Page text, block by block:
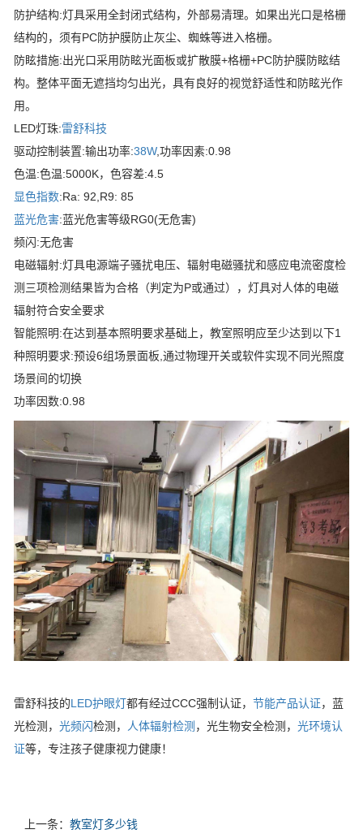
防护结构:灯具采用全封闭式结构，外部易清理。如果出光口是格栅
结构的，须有PC防护膜防止灰尘、蜘蛛等进入格栅。
防眩措施:出光口采用防眩光面板或扩散膜+格栅+PC防护膜防眩结
构。整体平面无遮挡均匀出光，具有良好的视觉舒适性和防眩光作
用。
LED灯珠:雷舒科技
驱动控制装置:输出功率:38W,功率因素:0.98
色温:色温:5000K，色容差:4.5
显色指数:Ra: 92,R9: 85
蓝光危害:蓝光危害等级RG0(无危害)
频闪:无危害
电磁辐射:灯具电源端子骚扰电压、辐射电磁骚扰和感应电流密度检
测三项检测结果皆为合格（判定为P或通过），灯具对人体的电磁
辐射符合安全要求
智能照明:在达到基本照明要求基础上，教室照明应至少达到以下1
种照明要求:预设6组场景面板,通过物理开关或软件实现不同光照度
场景间的切换
功率因数:0.98
雷舒科技的LED护眼灯都有经过CCC强制认证， 节能产品认证，蓝
光检测， 光频闪检测， 人体辐射检测 ，光生物安全检测， 光环境认
证等，专注孩子健康视力健康！
上一条： 教室灯多少钱